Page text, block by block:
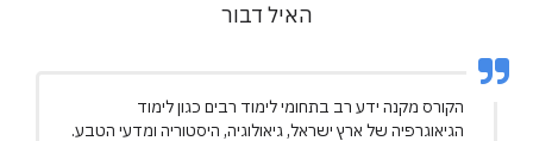
האיל דבור
הקורס מקנה ידע רב בתחומי לימוד רבים כגון לימוד
הגיאוגרפיה של ארץ ישראל, גיאולוגיה, היסטוריה ומדעי הטבע.